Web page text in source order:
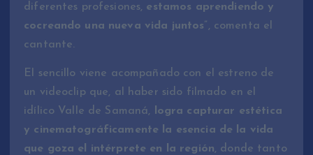
diferentes profesiones, estamos aprendiendo y
cocreando una nueva vida juntos”, comenta el
cantante.
El sencillo viene acompañado con el estreno de
un videoclip que, al haber sido filmado en el
idílico Valle de Samaná,
logra capturar estética
y cinematográficamente la esencia de la vida
que goza el intérprete en la región, donde tanto